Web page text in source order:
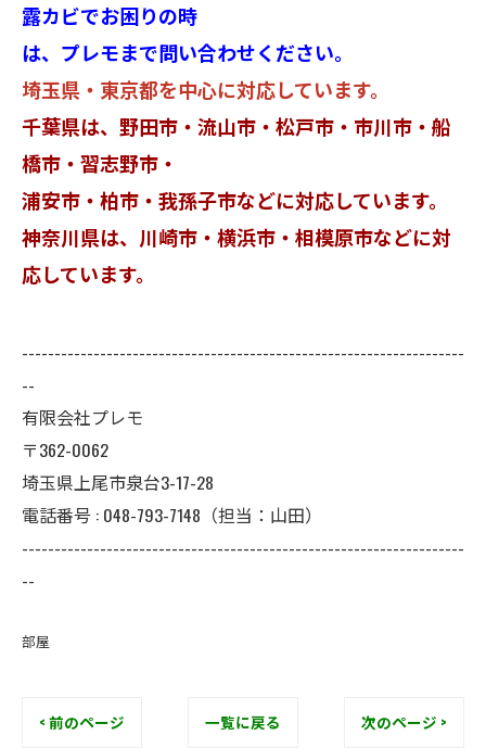
露カビでお困りの時
は、プレモまで問い合わせください。
埼玉県・東京都を中心に対応しています。
千葉県は、野田市・流山市・松戸市・市川市・船
橋市・習志野市・
浦安市・柏市・我孫子市などに対応しています。
神奈川県は、川崎市・横浜市・相模原市などに対
応しています。
--------------------------------------------------------------------
--
有限会社プレモ
〒362-0062
埼玉県上尾市泉台3-17-28
電話番号 : 048-793-7148（担当：山田）
--------------------------------------------------------------------
--
部屋
< 前のページ 一覧に戻る 次のページ >